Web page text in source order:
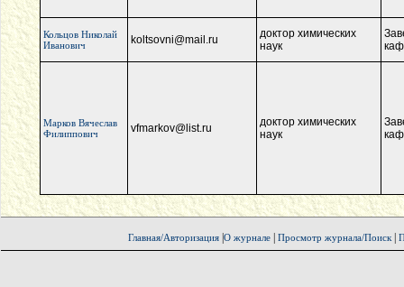
Кольцов Николай
Иванович
koltsovni@mail.ru
доктор химических
наук
Марков Вячеслав
Филиппович
vfmarkov@list.ru
доктор химических
наук
Главная/Авторизация| О журнале| Просмотр журнала/Поиск|